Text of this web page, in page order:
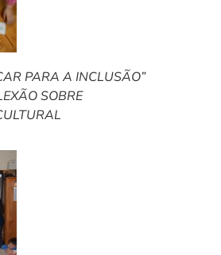
PARA A INCLUSÃO”
SOBRE